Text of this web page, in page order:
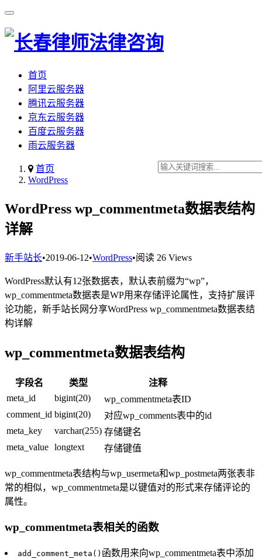
首页
阿里云服务器
腾讯云服务器
京东云服务器
百度云服务器
雨云服务器
首页
WordPress
WordPress wp_commentmeta数据表结构
详解
新手站长•2019-06-12•WordPress•阅读 26 Views
WordPress默认有12张数据表，默认表前缀为“wp”，
wp_commentmeta数据表是WP用来存储评论属性，支持扩展评
论功能，新手站长网分享WordPress wp_commentmeta数据表结
构详解
wp_commentmeta数据表结构
字段名 类型
注释
meta_id
bigint(20)
wp_commentmeta表ID
comment_id bigint(20)
对应wp_comments表中的id
meta_key
varchar(255) 存储键名
meta_value longtext 存储键值
wp_commentmeta表结构与wp_usermeta和wp_postmeta两张表非
常的相似，wp_commentmeta是以键值对的形式来存储评论的
属性。
wp_commentmeta表相关的函数
add_comment_meta() 函数用来向wp_commentmeta表中添加